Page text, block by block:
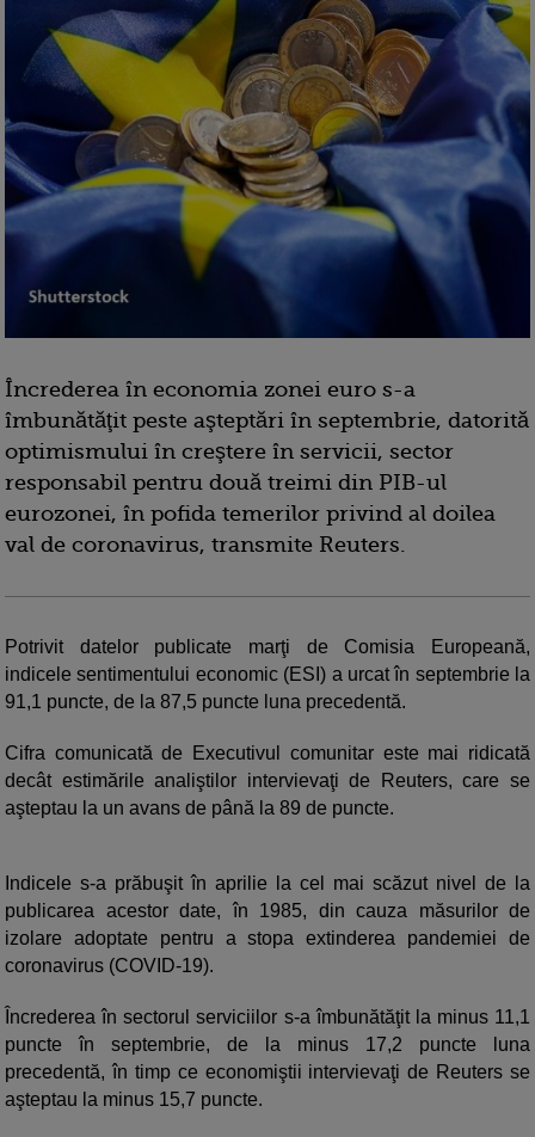
Încrederea în economia zonei euro s-a
îmbunătăţit peste aşteptări în septembrie, datorită
optimismului în creştere în servicii, sector
responsabil pentru două treimi din PIB-ul
eurozonei, în pofida temerilor privind al doilea
val de coronavirus, transmite Reuters.
Potrivit datelor publicate marţi de Comisia Europeană,
indicele sentimentului economic (ESI) a urcat în septembrie la
91,1 puncte, de la 87,5 puncte luna precedentă.
Cifra comunicată de Executivul comunitar este mai ridicată
decât estimările analiştilor intervievaţi de Reuters, care se
aşteptau la un avans de până la 89 de puncte.
Indicele s-a prăbuşit în aprilie la cel mai scăzut nivel de la
publicarea acestor date, în 1985, din cauza măsurilor de
izolare adoptate pentru a stopa extinderea pandemiei de
coronavirus (COVID-19).
Încrederea în sectorul serviciilor s-a îmbunătăţit la minus 11,1
puncte în septembrie, de la minus 17,2 puncte luna
precedentă, în timp ce economiştii intervievaţi de Reuters se
aşteptau la minus 15,7 puncte.